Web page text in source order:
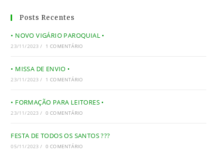
Posts Recentes
• NOVO VIGÁRIO PAROQUIAL •
23/11/2023 / 1 COMENTÁRIO
• MISSA DE ENVIO •
23/11/2023 / 1 COMENTÁRIO
• FORMAÇÃO PARA LEITORES •
23/11/2023 / 0 COMENTÁRIO
FESTA DE TODOS OS SANTOS ???
05/11/2023 / 0 COMENTÁRIO